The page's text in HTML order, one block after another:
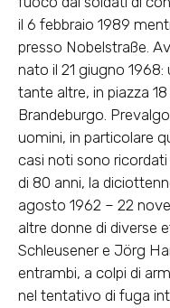
il 6 febbraio 1989
presso Nobelstraße.
nato il 21 giugno
tante altre, in piazza
Brandeburgo.
uomini, in particolare
casi noti sono ricordati
di 80 anni, la
agosto 1962 – 22
altre donne di diverse
Schleusener e Jörg
entrambi, a colpi di
nel tentativo di fuga